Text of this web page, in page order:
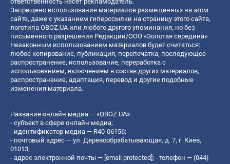
Запрещено использование материалов размещенных на этом
сайте, даже с указанием гиперссылки на страницу этого сайта,
логотипа OBOZ.UA или любого другого упоминания, но без
письменного разрешения Редакции/ООО «Золотая середина»
Незаконным использованием материалов будет считаться:
любое копирование, публикация, перепечатка, последующее
распространение, использование, переработка с
использованием, включением в состав других материалов,
распространение, адаптация, перевод и другие подобные
изменения материала.
Название онлайн медиа — «OBOZ.UA»
- субъект в сфере онлайн медиа;
- идентификатор медиа — R40-06156;
- почтовый адрес — ул. Деревообрабатывающая, д. 7, г. Киев,
01013;
- адрес электронной почты — [email protected]; - телефон — (044)